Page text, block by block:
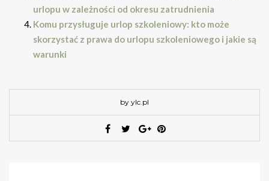
urlopu w zależności od okresu zatrudnienia
Komu przysługuje urlop szkoleniowy: kto może
skorzystać z prawa do urlopu szkoleniowego i jakie są
warunki
by ylc.pl